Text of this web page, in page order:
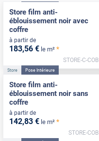
Store film anti-
éblouissement noir avec
coffre
à partir de
183,56 € le m² *
STORE-C-COB
Store Pose Intérieure
Store film anti-
éblouissement noir sans
coffre
à partir de
142,83 € le m² *
STORE-COB